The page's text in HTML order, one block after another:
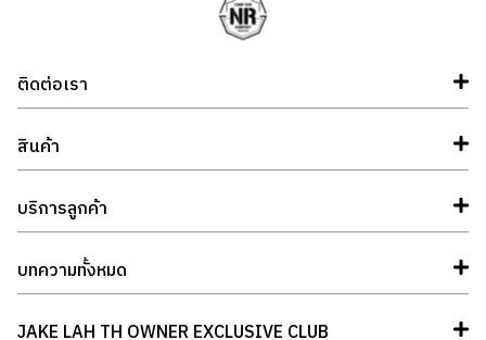
ติดต่อเรา
สินค้า
บริการลูกค้า
บทความทั้งหมด
JAKE LAH TH OWNER EXCLUSIVE CLUB